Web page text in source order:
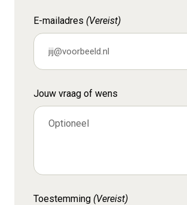
E-mailadres (Vereist)
Jouw vraag of wens
Toestemming (Vereist)